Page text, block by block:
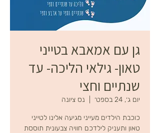
גן עם אמאבא בטייני
טאון- גילאי הליכה- עד
שנתיים וחצי
יום ג׳, 24 בספט׳ נס ציונה
כוכבת הילדים מעייני מגיעה אלינו לטייני
טאון ותעניק לילדכם חוויה צבעונית תוססת